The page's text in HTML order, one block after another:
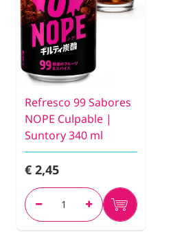
Refresco 99 Sabores
NOPE Culpable |
Suntory 340 ml
€ 2,45